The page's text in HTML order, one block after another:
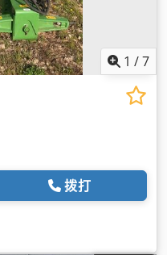
1 /7
拨打